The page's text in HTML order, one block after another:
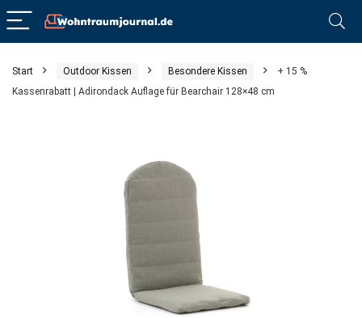
Start Outdoor Kissen Besondere Kissen
+ 15 %
Kassenrabatt | Adirondack Auflage für Bearchair 128×48 cm